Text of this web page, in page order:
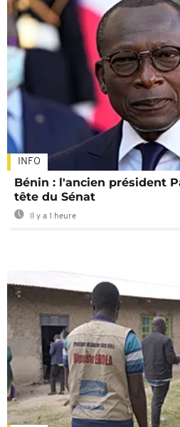
INFO
Bénin : l'ancien président
tête du Sénat
Il y a 1 heure